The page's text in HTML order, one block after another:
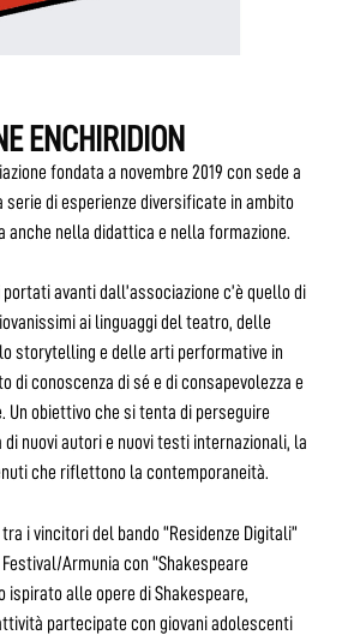
ENCHIRIDION
fondata a novembre 2019 con sede a
serie di esperienze diversificate in ambito
nella didattica e nella formazione.
avanti dall’associazione c’è quello di
ai linguaggi del teatro, delle
storytelling e delle arti performative in
di conoscenza di sé e di consapevolezza e
Un obiettivo che si tenta di perseguire
nuovi autori e nuovi testi internazionali, la
che riflettono la contemporaneità.
i vincitori del bando “Residenze Digitali”
Armunia con “Shakespeare
ispirato alle opere di Shakespeare,
partecipate con giovani adolescenti